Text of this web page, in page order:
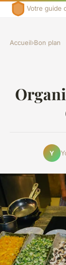
Votre guide
Accueil›Bon plan
Y